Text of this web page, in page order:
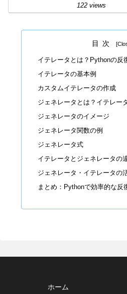
122 views
目次
イテレータとは？Pythonの反
イテレータの基本例
カスタムイテレータの作成
ジェネレータとは？イテレー
ジェネレータのイメージ
ジェネレータ関数の例
ジェネレータ式
イテレータとジェネレータの
ジェネレータ・イテレータの
まとめ：Pythonで効率的な反
ホーム